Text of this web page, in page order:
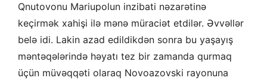
Qnutovonu Mariupolun inzibati nəzarətinə
keçirmək xahişi ilə mənə müraciət etdilər. Əvvəllər
belə idi. Lakin azad edildikdən sonra bu yaşayış
məntəqələrində həyatı tez bir zamanda qurmaq
üçün müvəqqəti olaraq Novoazovski rayonuna